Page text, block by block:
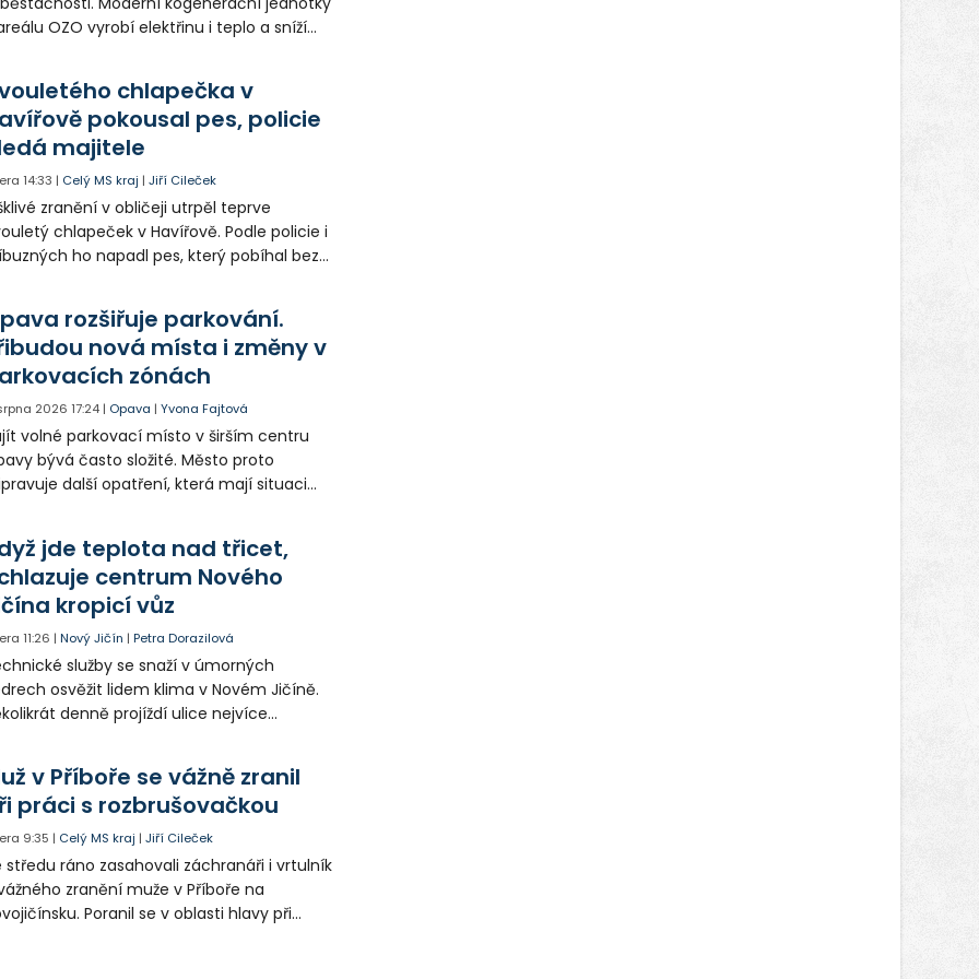
OZO vyrobí elektřinu i teplo a sníží
chlapečka v
pokousal pes, policie
majitele
14:33 | Celý MS kraj |Jiří Cileček
zranění v obličeji utrpěl teprve
chlapeček v Havířově. Podle policie i
ho napadl pes, který pobíhal bez
Případem už se zabývá policie, která
psa hledá.
rozšiřuje parkování.
nová místa i změny v
zónách
2026 17:24 | Opava |Yvona Fajtová
volné parkovací místo v širším centru
bývá často složité. Město proto
další opatření, která mají situaci
řidiče v parkovacích zónách.
jde teplota nad třicet,
centrum Nového
kropicí vůz
11:26 |Nový Jičín |Petra Dorazilová
služby se snaží v úmorných
osvěžit lidem klima v Novém Jičíně.
denně projíždí ulice nejvíce
v Příboře se vážně zranil
práci s rozbrušovačkou
9:35 | Celý MS kraj |Jiří Cileček
středu ráno zasahovali záchranáři i vrtulník
zranění muže v Příboře na
Poranil se v oblasti hlavy při